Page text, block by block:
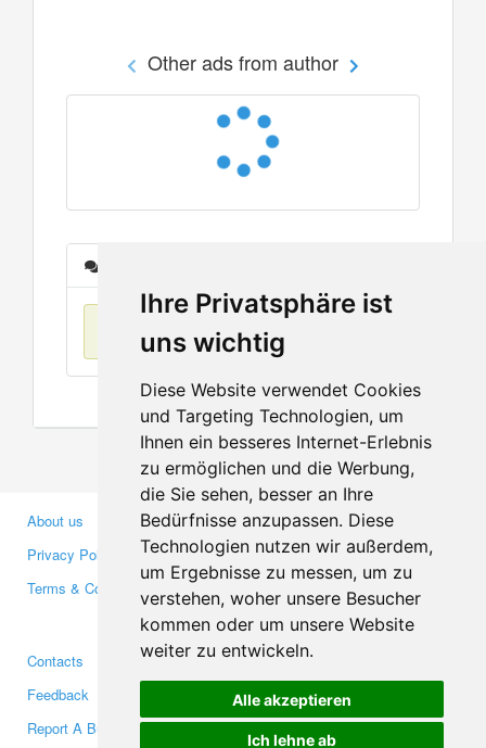
Ihre Privatsphäre ist
uns wichtig
Diese Website verwendet Cookies
und Targeting Technologien, um
Ihnen ein besseres Internet-Erlebnis
zu ermöglichen und die Werbung,
die Sie sehen, besser an Ihre
Bedürfnisse anzupassen. Diese
Technologien nutzen wir außerdem,
um Ergebnisse zu messen, um zu
verstehen, woher unsere Besucher
kommen oder um unsere Website
weiter zu entwickeln.
Alle akzeptieren
Ich lehne ab
Other ads from author
No items found
About us
Privacy Policy
Terms & Conditions
Business Partners
Investors
Media
Contacts
Feedback
Report A Bug
Facebook
Twitter
YouTube